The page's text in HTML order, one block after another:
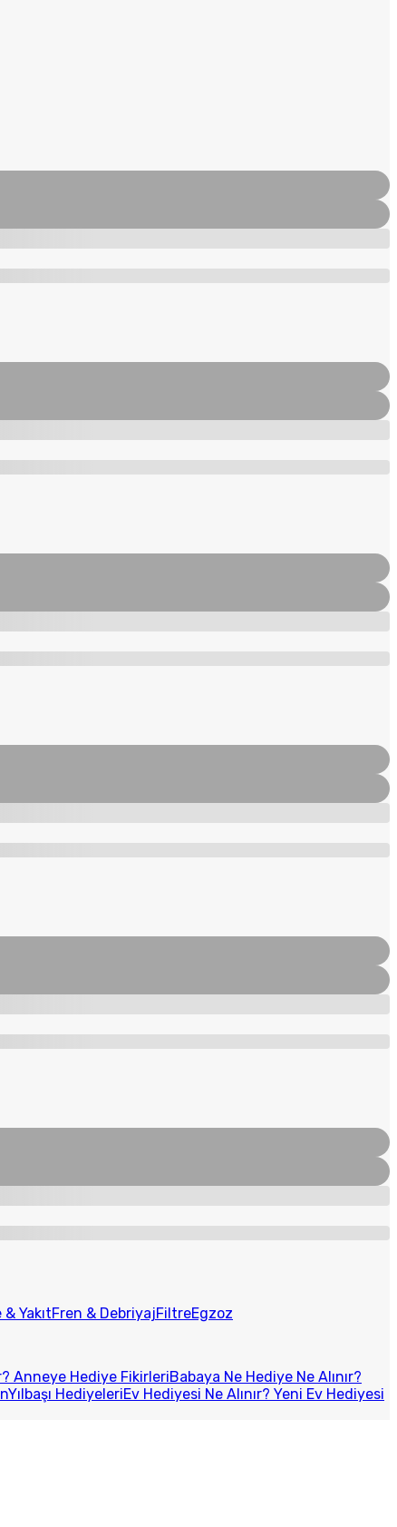
YakıtFren & DebriyajFiltreEgzoz
Anneye Hediye FikirleriBabaya Ne Hediye Ne Alınır?
Yılbaşı HediyeleriEv Hediyesi Ne Alınır? Yeni Ev Hediyesi